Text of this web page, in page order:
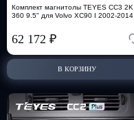
Комплект магнитолы TEYES CC3 2K
360 9.5" для Volvo XC90 I 2002-2014
62 172 ₽
В КОРЗИНУ